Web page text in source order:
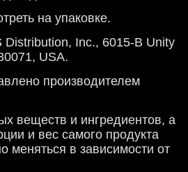
на упаковке.
Distribution, Inc., 6015-B Unity
USA.
производителем
веществ и ингредиентов, а
и вес самого продукта
меняться в зависимости от